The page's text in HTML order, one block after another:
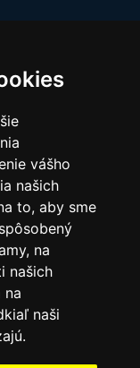
vášho
našich
to, aby sme
na
našich
na
naši
formy